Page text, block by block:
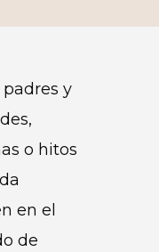
y
o hitos
en el
de